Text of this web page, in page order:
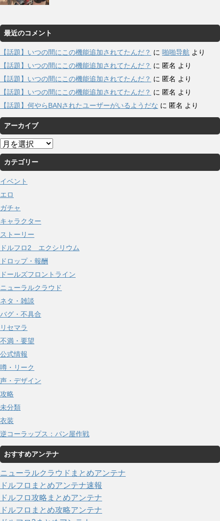
最近のコメント
【話題】いつの間にこの機能追加されてたんだ？ に 啪啪导航 より
【話題】いつの間にこの機能追加されてたんだ？ に 匿名 より
【話題】いつの間にこの機能追加されてたんだ？ に 匿名 より
【話題】いつの間にこの機能追加されてたんだ？ に 匿名 より
【話題】何やらBANされたユーザーがいるようだな に 匿名 より
アーカイブ
ア
ー
カ
イ
ブ
カテゴリー
イベント
エロ
ガチャ
キャラクター
ストーリー
ドルフロ2 エクシリウム
ドロップ・報酬
ドールズフロントライン
ニューラルクラウド
ネタ・雑談
バグ・不具合
リセマラ
不満・要望
公式情報
噂・リーク
声・デザイン
攻略
未分類
衣装
逆コーラップス：パン屋作戦
おすすめアンテナ
ニューラルクラウドまとめアンテナ
ドルフロまとめアンテナ速報
ドルフロ攻略まとめアンテナ
ドルフロまとめ攻略アンテナ